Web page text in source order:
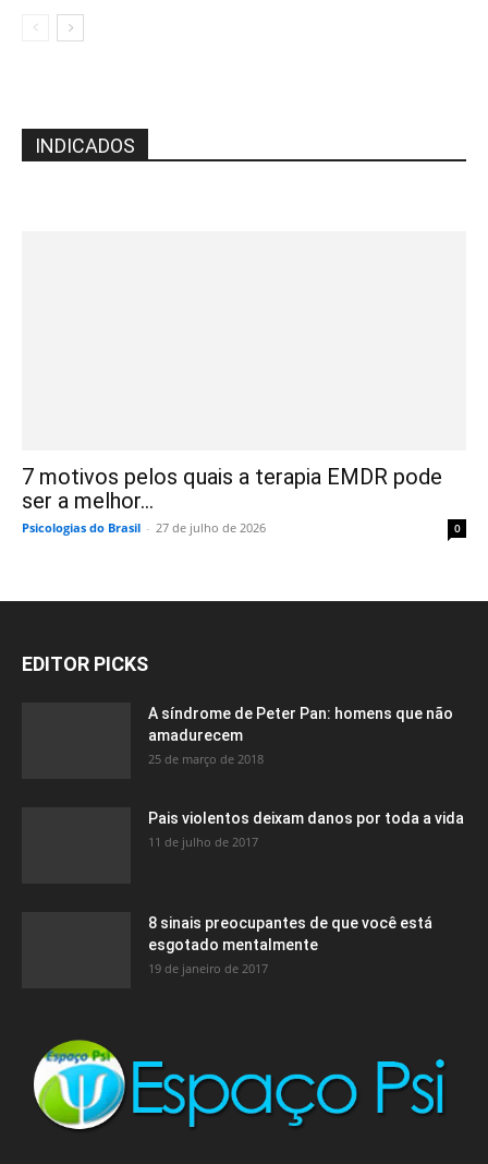
INDICADOS
7 motivos pelos quais a terapia EMDR pode
ser a melhor...
Psicologias do Brasil - 27 de julho de 2026 0
EDITOR PICKS
A síndrome de Peter Pan: homens que não
amadurecem
25 de março de 2018
Pais violentos deixam danos por toda a vida
11 de julho de 2017
8 sinais preocupantes de que você está
esgotado mentalmente
19 de janeiro de 2017